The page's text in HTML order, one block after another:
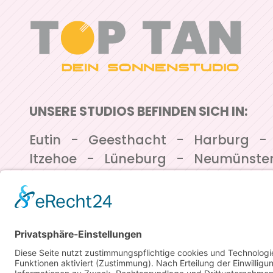
UNSERE STUDIOS BEFINDEN SICH IN:
Navigation überspringen
Eutin Geesthacht
Harburg
Itzehoe
Lüneburg
Winsen/Luhe